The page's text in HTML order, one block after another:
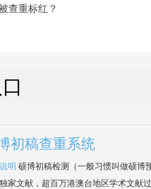
查重标红？
初稿查重系统
明 硕博初稿检测（一般习惯叫做硕博
家文献，超百万港澳台地区学术文献